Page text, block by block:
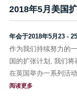
2018年5月美国
年会于2018年5月23 -
作为我们持续努力的
国的扩张计划, 我们
在英国举办一系列活
阅读更多